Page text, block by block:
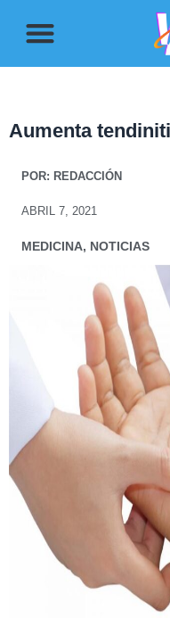
Aumenta
POR: REDACCIÓN
ABRIL 7, 2021
MEDICINA, NOTICIAS